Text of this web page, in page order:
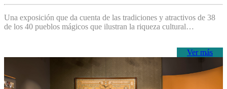
Una exposición que da cuenta de las tradiciones y atractivos de 38
de los 40 pueblos mágicos que ilustran la riqueza cultural…
Ver más